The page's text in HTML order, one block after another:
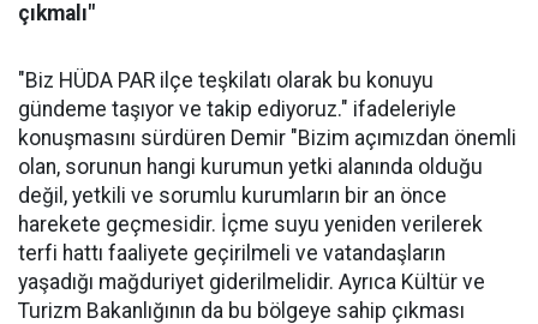
çıkmalı"
"Biz HÜDA PAR ilçe teşkilatı olarak bu konuyu
gündeme taşıyor ve takip ediyoruz." ifadeleriyle
konuşmasını sürdüren Demir "Bizim açımızdan önemli
olan, sorunun hangi kurumun yetki alanında olduğu
değil, yetkili ve sorumlu kurumların bir an önce
harekete geçmesidir. İçme suyu yeniden verilerek
terfi hattı faaliyete geçirilmeli ve vatandaşların
yaşadığı mağduriyet giderilmelidir. Ayrıca Kültür ve
Turizm Bakanlığının da bu bölgeye sahip çıkması